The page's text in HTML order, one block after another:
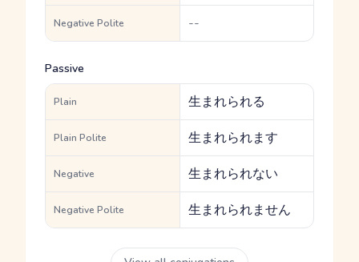
Negative Polite --
Passive
Plain 生まれられる
Plain Polite 生まれられます
Negative 生まれられない
Negative Polite 生まれられません